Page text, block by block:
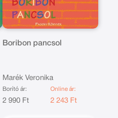
Boribon pancsol
Marék Veronika
Borító ár:
2 990 Ft
Online ár:
2 243 Ft